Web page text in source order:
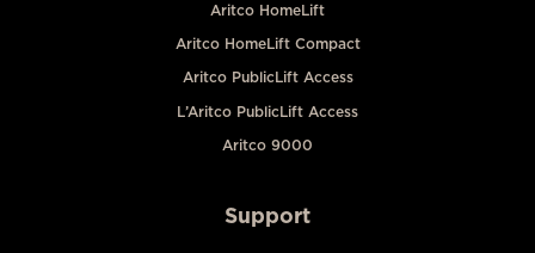
Aritco HomeLift
Aritco HomeLift Compact
Aritco PublicLift Access
L’Aritco PublicLift Access
Aritco 9000
Support